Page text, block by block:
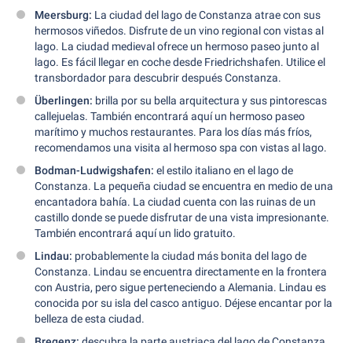
Meersburg: La ciudad del lago de Constanza atrae con sus
hermosos viñedos. Disfrute de un vino regional con vistas al
lago. La ciudad medieval ofrece un hermoso paseo junto al
lago. Es fácil llegar en coche desde Friedrichshafen. Utilice el
transbordador para descubrir después Constanza.
Überlingen: brilla por su bella arquitectura y sus pintorescas
callejuelas. También encontrará aquí un hermoso paseo
marítimo y muchos restaurantes. Para los días más fríos,
recomendamos una visita al hermoso spa con vistas al lago.
Bodman-Ludwigshafen: el estilo italiano en el lago de
Constanza. La pequeña ciudad se encuentra en medio de una
encantadora bahía. La ciudad cuenta con las ruinas de un
castillo donde se puede disfrutar de una vista impresionante.
También encontrará aquí un lido gratuito.
Lindau: probablemente la ciudad más bonita del lago de
Constanza. Lindau se encuentra directamente en la frontera
con Austria, pero sigue perteneciendo a Alemania. Lindau es
conocida por su isla del casco antiguo. Déjese encantar por la
belleza de esta ciudad.